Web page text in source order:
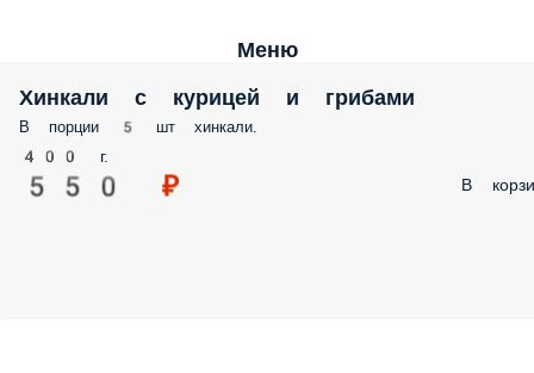
Меню
Хинкали с курицей и грибами
В порции 5 шт хинкали.
400 г.
550 ₽ В